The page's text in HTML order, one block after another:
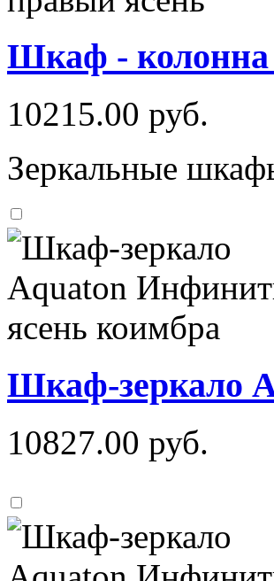
Шкаф -
10215.00 руб.
Зеркальные
Шкаф-зеркало
10827.00 руб.